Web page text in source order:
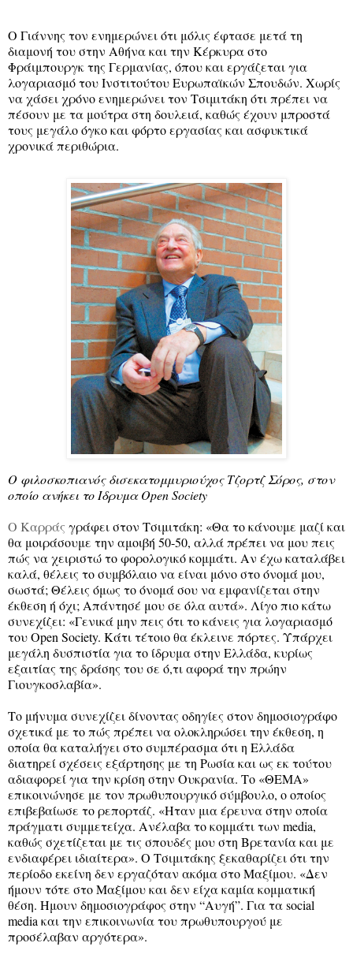
Ο Γιάννης τον ενημερώνει ότι μόλις έφτασε μετά τη
διαμονή του στην Αθήνα και την Κέρκυρα στο
Φράιμπουργκ της Γερμανίας, όπου και εργάζεται για
λογαριασμό του Ινστιτούτου Ευρωπαϊκών Σπουδών. Χωρίς
να χάσει χρόνο ενημερώνει τον Τσιμιτάκη ότι πρέπει να
πέσουν με τα μούτρα στη δουλειά, καθώς έχουν μπροστά
τους μεγάλο όγκο και φόρτο εργασίας και ασφυκτικά
χρονικά περιθώρια.
Ο φιλοσκοπιανός δισεκατομμυριούχος Τζορτζ Σόρος, στον
οποίο ανήκει το Ιδρυμα Open Society
Ο Καρράς γράφει στον Τσιμιτάκη: «Θα το κάνουμε μαζί και
θα μοιράσουμε την αμοιβή 50-50, αλλά πρέπει να μου πεις
πώς να χειριστώ το φορολογικό κομμάτι. Αν έχω καταλάβει
καλά, θέλεις το συμβόλαιο να είναι μόνο στο όνομά μου,
σωστά; Θέλεις όμως το όνομά σου να εμφανίζεται στην
έκθεση ή όχι; Απάντησέ μου σε όλα αυτά». Λίγο πιο κάτω
συνεχίζει: «Γενικά μην πεις ότι το κάνεις για λογαριασμό
του Open Society. Κάτι τέτοιο θα έκλεινε πόρτες. Υπάρχει
μεγάλη δυσπιστία για το ίδρυμα στην Ελλάδα, κυρίως
εξαιτίας της δράσης του σε ό,τι αφορά την πρώην
Γιουγκοσλαβία».
Το μήνυμα συνεχίζει δίνοντας οδηγίες στον δημοσιογράφο
σχετικά με το πώς πρέπει να ολοκληρώσει την έκθεση, η
οποία θα καταλήγει στο συμπέρασμα ότι η Ελλάδα
διατηρεί σχέσεις εξάρτησης με τη Ρωσία και ως εκ τούτου
αδιαφορεί για την κρίση στην Ουκρανία. Το «ΘΕΜΑ»
επικοινώνησε με τον πρωθυπουργικό σύμβουλο, ο οποίος
επιβεβαίωσε το ρεπορτάζ. «Ηταν μια έρευνα στην οποία
πράγματι συμμετείχα. Ανέλαβα το κομμάτι των media,
καθώς σχετίζεται με τις σπουδές μου στη Βρετανία και με
ενδιαφέρει ιδιαίτερα». Ο Τσιμιτάκης ξεκαθαρίζει ότι την
περίοδο εκείνη δεν εργαζόταν ακόμα στο Μαξίμου. «Δεν
ήμουν τότε στο Μαξίμου και δεν είχα καμία κομματική
θέση. Ημουν δημοσιογράφος στην “Αυγή”. Για τα social
media και την επικοινωνία του πρωθυπουργού με
προσέλαβαν αργότερα».